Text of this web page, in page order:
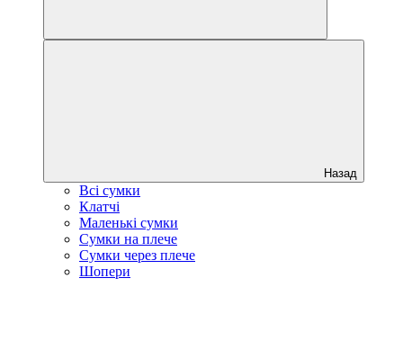
Назад
Всі сумки
Клатчі
Маленькі сумки
Сумки на плече
Сумки через плече
Шопери